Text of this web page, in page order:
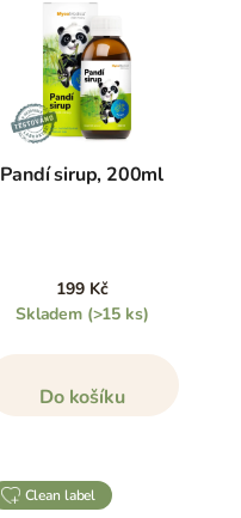
Pandí sirup, 200ml
199 Kč
Skladem (>15 ks)
Do košíku
clean label